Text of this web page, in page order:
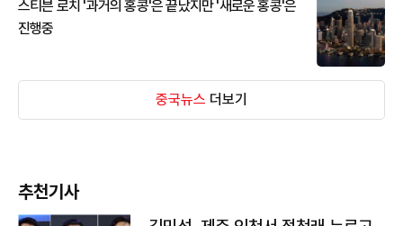
스티븐 로치 '과거의 홍콩'은 끝났지만 '새로운 홍콩'은
진행중
중국뉴스 더보기
추천기사